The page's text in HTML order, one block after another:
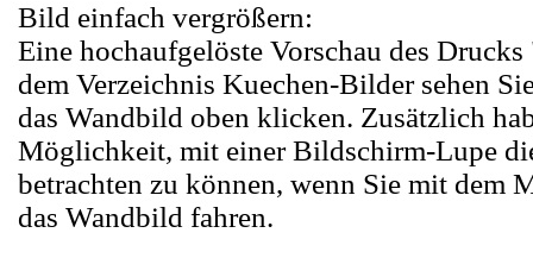
Bild einfach vergrößern:
Eine hochaufgelöste Vorschau des
dem Verzeichnis Kuechen-Bilder sehen
das Wandbild oben klicken. Zusätzlich
Möglichkeit, mit einer Bildschirm-Lupe
betrachten zu können, wenn Sie mit dem
das Wandbild fahren.